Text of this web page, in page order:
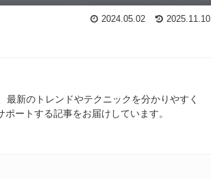
2024.05.02 2025.11.10
最新のトレンドやテクニックを分かりやすく
ートする記事をお届けしています。